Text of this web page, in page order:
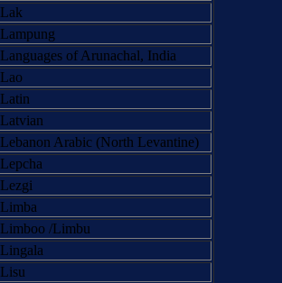
Lak
Lampung
Languages of Arunachal, India
Lao
Latin
Latvian
Lebanon Arabic (North Levantine)
Lepcha
Lezgi
Limba
Limboo /Limbu
Lingala
Lisu